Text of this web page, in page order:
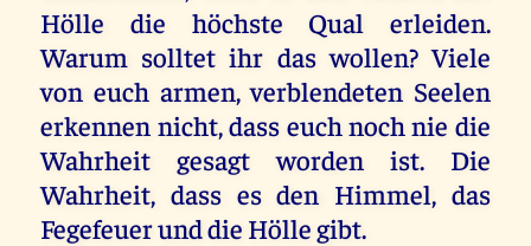
Hölle die höchste Qual erleiden.
Warum solltet ihr das wollen? Viele
von euch armen, verblendeten Seelen
erkennen nicht, dass euch noch nie die
Wahrheit gesagt worden ist. Die
Wahrheit, dass es den Himmel, das
Fegefeuer und die Hölle gibt.